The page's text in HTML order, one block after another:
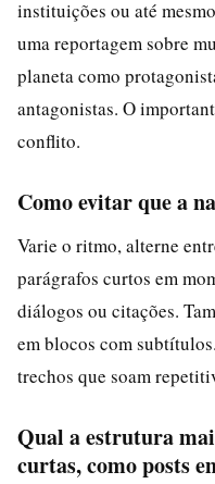
instituições ou até
uma reportagem sobre
planeta como
antagonistas. O
conflito.
Como evitar que a
Varie o ritmo, alterne
parágrafos curtos em
diálogos ou citações.
em blocos com
trechos que soam
Qual a estrutura
curtas, como posts